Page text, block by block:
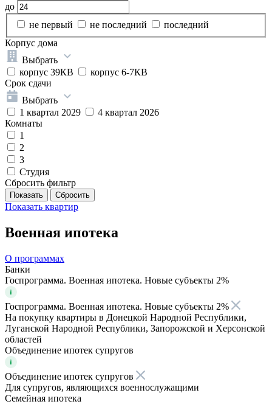
до
не первый
не последний
последний
Корпус дома
Выбрать
корпус 39КВ
корпус 6-7КВ
Срок сдачи
Выбрать
1 квартал 2029
4 квартал 2026
Комнаты
1
2
3
Студия
Сбросить фильтр
Показать квартир
Военная ипотека
О программах
Банки
Госпрограмма. Военная ипотека. Новые субъекты 2%
Госпрограмма. Военная ипотека. Новые субъекты 2%
На покупку квартиры в Донецкой Народной Республики,
Луганской Народной Республики, Запорожской и Херсонской
областей
Объединение ипотек супругов
Объединение ипотек супругов
Для супругов, являющихся военнослужащими
Семейная ипотека